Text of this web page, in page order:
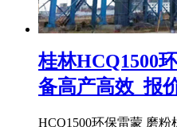
桂林HCQ1500
备高产高效_报
HCQ1500环保雷蒙 磨